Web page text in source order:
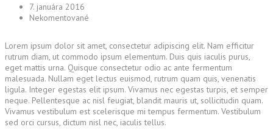
7. januára 2016
Nekomentované
Lorem ipsum dolor sit amet, consectetur adipiscing elit. Nam efficitur
rutrum diam, ut commodo ipsum elementum. Duis quis iaculis purus,
eget mattis urna. Quisque consectetur odio ac ante fermentum
malesuada. Nullam eget lectus euismod, rutrum quam quis, venenatis
ligula. Integer egestas elit ipsum. Vivamus nec egestas turpis, et semper
neque. Pellentesque ac nisl feugiat, blandit mauris ut, sollicitudin quam.
Vivamus vestibulum est scelerisque mi tempus fermentum. Vestibulum
sed orci cursus, dictum nisl nec, iaculis tellus.